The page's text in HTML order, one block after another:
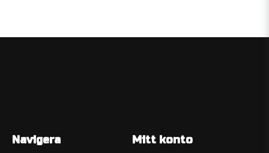
Navigera Mitt konto